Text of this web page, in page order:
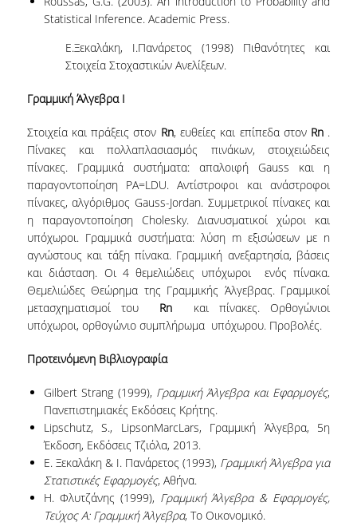
ΣΥΓΓΡΑΜΜΑΤΑ 2025-26
ΑΝΩΤΑΤΗ ΔΙΑΡΚΕΙΑ ΦΟΙΤΗΣΗΣ
ΕΝΗΜΕΡΩΣΗ ΓΙΑ ΤΟ ΠΡΟΠΤΥΧΙΑΚΟ
ΠΡΟΓΡΑΜΜΑ ΣΠΟΥΔΩΝ ΣΤΗΝ
ΣΤΑΤΙΣΤΙΚΗ
VIDEO
ΦΥΛΛΑΔΙΟ
ΜΕΤΑΠΤΥΧΙΑΚΕΣ ΣΠΟΥΔΕΣ
ΓΙΑΤΙ ΝΑ ΚΑΝΩ MASTER
ΜΕΤΑΠΤΥΧΙΑΚΑ
MSC IN STATISTICAL DATA
SCIENCE
MSC IN APPLIED STATISTICS AND
DATA ANALYTICS
ΜSC IN INSURANCE AND
FINANCIAL RISK ANALYTICS
Statistical Inference. Academic Press.
Ε.Ξεκαλάκη, Ι.Πανάρετος (1998) Πιθανότητες και
Στοιχεία Στοχαστικών Ανελίξεων.
Γραμμική Άλγεβρα Ι
Στοιχεία και πράξεις στον Rn, ευθείες και επίπεδα στον Rn .
Πίνακες και πολλαπλασιασμός πινάκων, στοιχειώδεις
πίνακες. Γραμμικά συστήματα: απαλοιφή Gauss και η
παραγοντοποίηση PΑ=LDU. Αντίστροφοι και ανάστροφοι
πίνακες, αλγόριθμος Gauss-Jordan. Συμμετρικοί πίνακες και
η παραγοντοποίηση Cholesky. Διανυσματικοί χώροι και
υπόχωροι. Γραμμικά συστήματα: λύση m εξισώσεων με n
αγνώστους και τάξη πίνακα. Γραμμική ανεξαρτησία, βάσεις
και διάσταση. Οι 4 θεμελιώδεις υπόχωροι ενός πίνακα.
Θεμελιώδες Θεώρημα της Γραμμικής Άλγεβρας. Γραμμικοί
μετασχηματισμοί του Rn και πίνακες. Ορθογώνιοι
υπόχωροι, ορθογώνιο συμπλήρωμα υπόχωρου. Προβολές.
Προτεινόμενη Βιβλιογραφία
Gilbert Strang (1999), Γραμμική Άλγεβρα και Εφαρμογές,
Πανεπιστημιακές Eκδόσεις Κρήτης.
Lipschutz, S., LipsonMarcLars, Γραμμική Άλγεβρα, 5η
Έκδοση, Εκδόσεις Τζιόλα, 2013.
Ε. Ξεκαλάκη & Ι. Πανάρετος (1993), Γραμμική Άλγεβρα για
Στατιστικές Εφαρμογές, Αθήνα.
Η. Φλυτζάνης (1999), Γραμμική Άλγεβρα & Εφαρμογές,
Τεύχος Α: Γραμμική Άλγεβρα, Το Οικονομικό.